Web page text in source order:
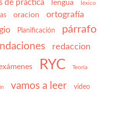
de práctica lengua léxico
oracion ortografía
Planificación párrafo
redaccion
RYC Teoría
vamos a leer video